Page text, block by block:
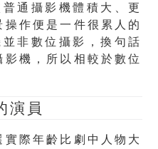
通攝影機體積大、更
作便是一件很累人的
非數位攝影，換句話
機，所以相較於數位
演員
際年齡比劇中人物大